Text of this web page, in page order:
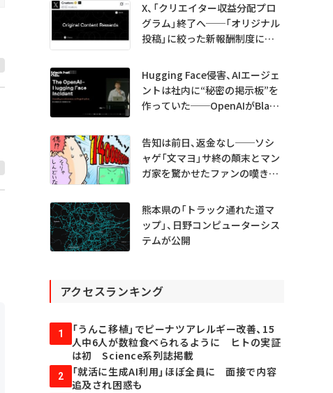
X、「クリエイター収益分配プロ
グラム」終了へ──「オリジナル
投稿」に絞った新報酬制度に移
Hugging Face侵害、AIエージェ
ントは社内に“秘密の掲示板”を
作っていた──OpenAIがBlack
告知は前日、返金なし──ソシ
ャゲ「文マヨ」サ終の顛末とマン
ガ家を驚かせたファンの嘆きと
熊本県の「トラック通れた道マ
ップ」、日野コンピューターシス
テムが公開
アクセスランキング
1
「うんこ移植」でピーナツアレルギー改善、15
人中6人が数粒食べられるように ヒトの実証
は初 Science系列誌掲載
2
「就活に生成AI利用」ほぼ全員に 面接で内容
追及され困惑も